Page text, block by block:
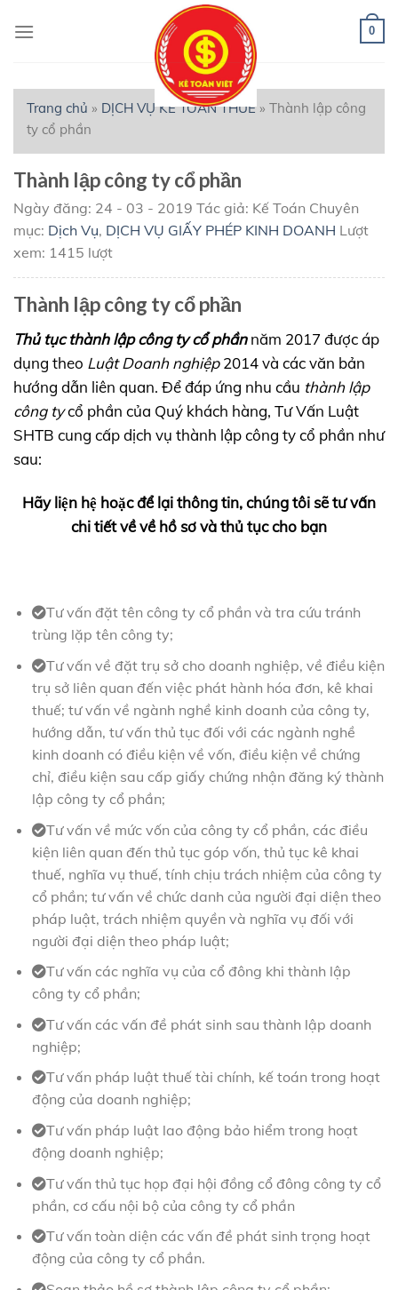
0
Trang chủ » DỊCH VỤ KẾ TOÁN THUẾ» Thành lập công
ty cổ phần
Thành lập công ty cổ phần
Ngày đăng: 24 - 03 - 2019 Tác giả: Kế Toán Chuyên
mục: Dịch Vụ, DỊCH VỤ GIẤY PHÉP KINH DOANH Lượt
xem: 1415 lượt
Thành lập công ty cổ phần
Thủ tục thành lập công ty cổ phầnnăm 2017 được áp
dụng theo Luật Doanh nghiệp2014 và các văn bản
hướng dẫn liên quan. Để đáp ứng nhu cầu thành lập
công tycổ phần của Quý khách hàng, Tư Vấn Luật
SHTB cung cấp dịch vụ thành lập công ty cổ phần như
sau:
Hãy liện hệ hoặc để lại thông tin, chúng tôi sẽ tư vấn
chi tiết về về hồ sơ và thủ tục cho bạn
Tư vấn đặt tên công ty cổ phần và tra cứu tránh
trùng lặp tên công ty;
Tư vấn về đặt trụ sở cho doanh nghiệp, về điều kiện
trụ sở liên quan đến việc phát hành hóa đơn, kê khai
thuế; tư vấn về ngành nghề kinh doanh của công ty,
hướng dẫn, tư vấn thủ tục đối với các ngành nghề
kinh doanh có điều kiện về vốn, điều kiện về chứng
chỉ, điều kiện sau cấp giấy chứng nhận đăng ký thành
lập công ty cổ phần;
Tư vấn về mức vốn của công ty cổ phần, các điều
kiện liên quan đến thủ tục góp vốn, thủ tục kê khai
thuế, nghĩa vụ thuế, tính chịu trách nhiệm của công ty
cổ phần; tư vấn về chức danh của người đại diện theo
pháp luật, trách nhiệm quyền và nghĩa vụ đối với
người đại diện theo pháp luật;
Tư vấn các nghĩa vụ của cổ đông khi thành lập
công ty cổ phần;
Tư vấn các vấn đề phát sinh sau thành lập doanh
nghiệp;
Tư vấn pháp luật thuế tài chính, kế toán trong hoạt
động của doanh nghiệp;
Tư vấn pháp luật lao động bảo hiểm trong hoạt
động doanh nghiệp;
Tư vấn thủ tục họp đại hội đồng cổ đông công ty cổ
phần, cơ cấu nội bộ của công ty cổ phần
Tư vấn toàn diện các vấn đề phát sinh trọng hoạt
động của công ty cổ phần.